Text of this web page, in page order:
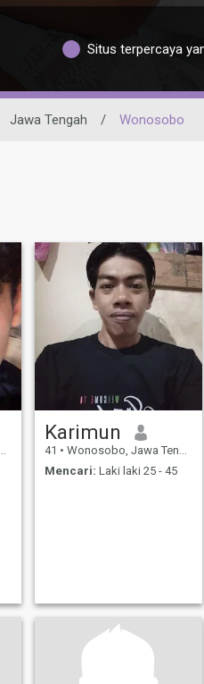
Situs terpercaya
Jawa Tengah / Wonosobo
Karimun
41 • Wonosobo, Jawa Tengah, Indonesia
Mencari: Laki laki 25 - 45